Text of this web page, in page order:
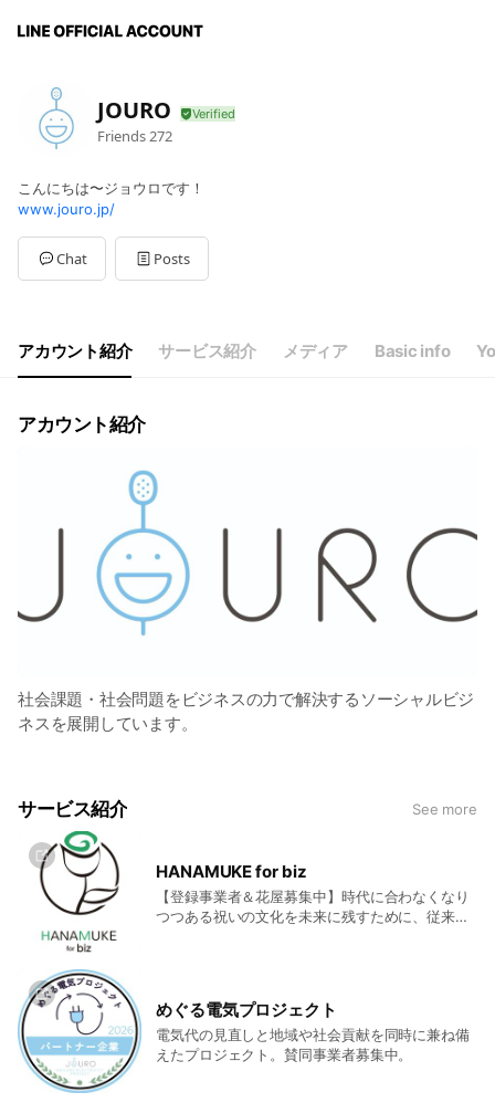
JOURO
Friends 272
こんにちは〜ジョウロです！
www.jouro.jp/
Chat Posts
アカウント紹介 サービス紹介 メディア Basic info
アカウント紹介
社会課題・社会問題をビジネスの力で解決するソーシャルビジ
ネスを展開しています。
サービス紹介 See more
HANAMUKE for biz
【登録事業者＆花屋募集中】時代に合わなくなり
つつある祝いの文化を未来に残すために、従来の
めぐる電気プロジェクト
電気代の見直しと地域や社会貢献を同時に兼ね備
えたプロジェクト。賛同事業者募集中。